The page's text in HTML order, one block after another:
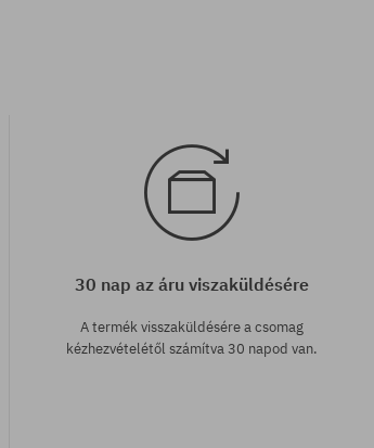
30 nap az áru viszaküldésére
A termék visszaküldésére a csomag
kézhezvételétől számítva 30 napod van.